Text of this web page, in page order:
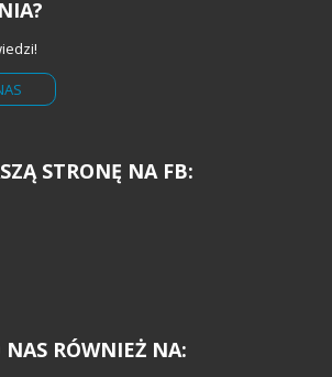
STRONĘ NA FB:
NAS RÓWNIEŻ NA: